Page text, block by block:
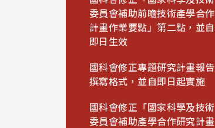
委員會補助前瞻技術產學合作
計畫作業要點」第二點，並自
即日生效
國科會修正專題研究計畫報告
撰寫格式，並自即日起實施
國科會修正「國家科學及技術
委員會補助產學合作研究計畫